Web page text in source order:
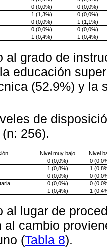
0 (0,0%)
0 (0,0%)
1 (1,3%)
0 (0,0%)
0 (0,0%)
1 (1,1%)
0 (0,0%)
0 (0,0%)
1 (0,4%) 1 (0,4%)
al grado de
educación
(52.9%) y la
de
256).
Nivel muy bajo
Nivel
0 (0,0%)
0
1 (0,8%)
1
0 (0,0%)
0
0 (0,0%)
0
1 (0,4%) 1
al lugar de
al cambio
(Tabla 8).